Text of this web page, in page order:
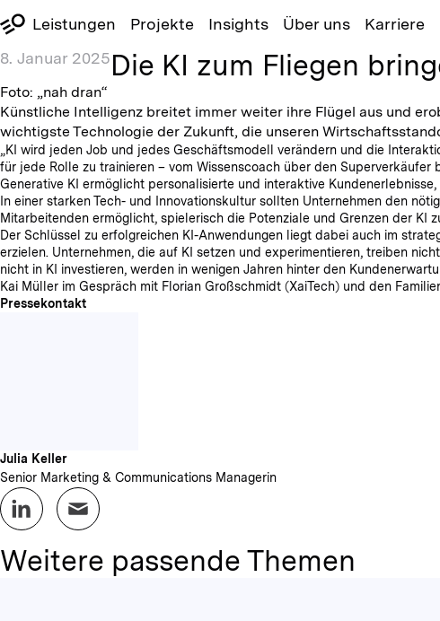
Leistungen Projekte Insights Über uns Karriere
8. Januar 2025Die KI zum Fliegen
Foto: „nah dran“
Pressekontakt
Julia Keller
Senior Marketing & Communications Managerin
Künstliche Intelligenz breitet immer weiter ihre Flügel aus und
wichtigste Technologie der Zukunft, die unseren
„KI wird jeden Job und jedes Geschäftsmodell verändern und die
für jede Rolle zu trainieren – vom Wissenscoach über den Superverkäufer
Generative KI ermöglicht personalisierte und interaktive
In einer starken Tech- und Innovationskultur sollten Unternehmen den
Mitarbeitenden ermöglicht, spielerisch die Potenziale und Grenzen der KI
Der Schlüssel zu erfolgreichen KI-Anwendungen liegt dabei auch im
erzielen. Unternehmen, die auf KI setzen und experimentieren, treiben
nicht in KI investieren, werden in wenigen Jahren hinter den
Kai Müller im Gespräch mit Florian Großschmidt (XaiTech) und den
Weitere passende Themen